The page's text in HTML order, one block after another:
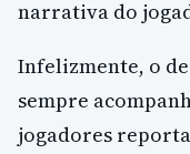
narrativa do
Infelizmente, o
sempre
jogadores